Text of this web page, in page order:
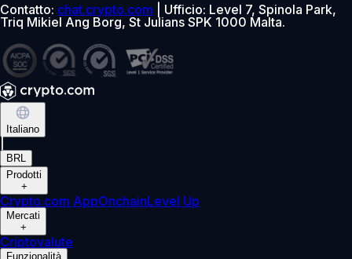
Contatto: chat.crypto.com | Ufficio: Level 7, Spinola Park,
Triq Mikiel Ang Borg, St Julians SPK 1000 Malta.
Italiano
BRL
Prodotti
+
Crypto.com AppOnchainLevel Up
Mercati
+
Criptovalute
Funzionalità